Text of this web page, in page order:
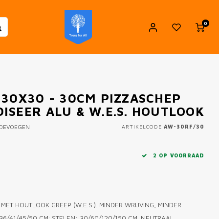
0
- 30CM PIZZASCHEP
ALU & W.E.S. HOUTLOOK
ARTIKELCODE AW-30RF/30
2 OP VOORRAAD
HOUTLOOK GREEP (W.E.S.). MINDER WRIJVING, MINDER